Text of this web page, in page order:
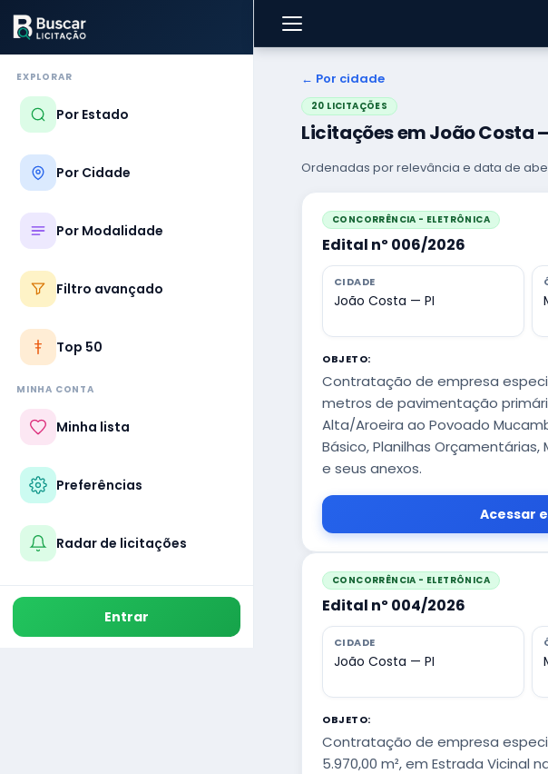
EXPLORAR
Por Estado
Por Cidade
Por Modalidade
Filtro avançado
Top 50
MINHA CONTA
Minha lista
Preferências
Radar de licitações
Entrar
← Por cidade
20 LICITAÇÕES
Licitações em João Costa
Ordenadas por relevância e data de
CONCORRÊNCIA - ELETRÔNICA
Edital nº 006/2026
CIDADE
João Costa — PI
OBJETO:
Contratação de empresa
metros de pavimentação
Alta/Aroeira ao Povoado
Básico, Planilhas
e seus anexos.
Acessar
CONCORRÊNCIA - ELETRÔNICA
Edital nº 004/2026
CIDADE
João Costa — PI
OBJETO:
Contratação de empresa
5.970,00 m², em Estrada Vicinal